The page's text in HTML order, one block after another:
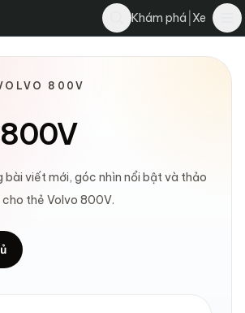
Khám phá Xe
800V
bài viết mới, góc nhìn nổi bật và thảo
cho thẻ Volvo 800V.